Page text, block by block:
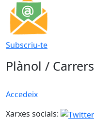
Subscriu-te
Plànol / Carrers
Accedeix
Xarxes socials: